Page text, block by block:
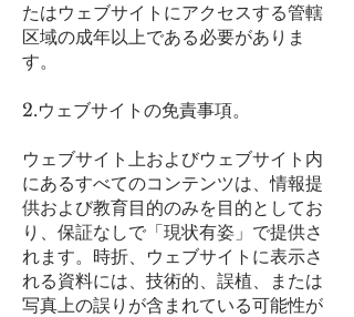
たはウェブサイトにアクセスする管轄
区域の成年以上である必要がありま
す。
2.ウェブサイトの免責事項。
ウェブサイト上およびウェブサイト内
にあるすべてのコンテンツは、情報提
供および教育目的のみを目的としてお
り、保証なしで「現状有姿」で提供さ
れます。時折、ウェブサイトに表示さ
れる資料には、技術的、誤植、または
写真上の誤りが含まれている可能性が